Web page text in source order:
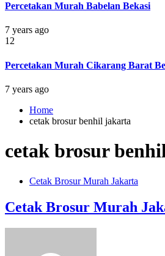
Percetakan Murah Babelan Bekasi
7 years ago
12
Percetakan Murah Cikarang Barat
7 years ago
Home
cetak brosur benhil jakarta
cetak brosur
Cetak Brosur Murah Jakarta
Cetak Brosur Murah